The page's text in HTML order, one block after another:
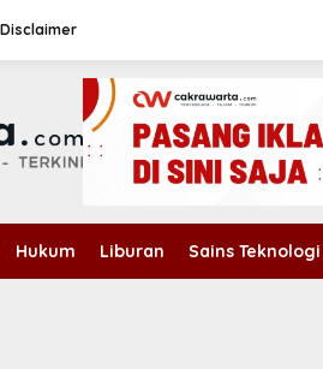
Disclaimer
Hukum Liburan Sains Teknologi